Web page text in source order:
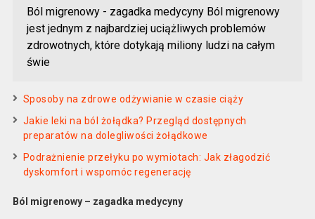
Ból migrenowy - zagadka medycyny Ból migrenowy
jest jednym z najbardziej uciążliwych problemów
zdrowotnych, które dotykają miliony ludzi na całym
świe
Sposoby na zdrowe odżywianie w czasie ciąży
Jakie leki na ból żołądka? Przegląd dostępnych
preparatów na dolegliwości żołądkowe
Podrażnienie przełyku po wymiotach: Jak złagodzić
dyskomfort i wspomóc regenerację
Ból migrenowy – zagadka medycyny